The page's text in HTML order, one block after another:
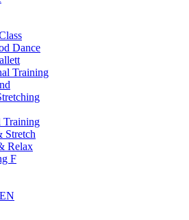
Dance
Training
Training
Stretch
Relax
F